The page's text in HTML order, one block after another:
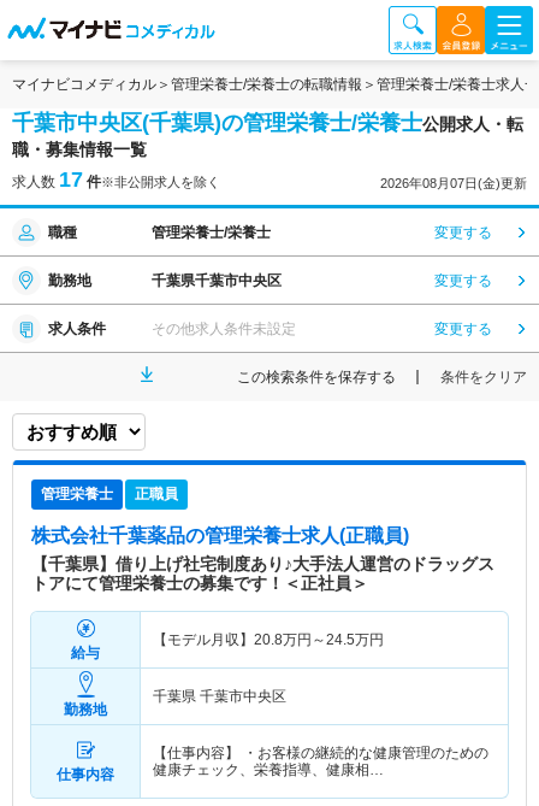
マイナビコメディカル 管理栄養士/栄養士の転職情報 管理栄養士/栄養士求人
千葉市中央区(千葉県)の管理栄養士/栄養士公開求人・転
職・募集情報一覧
求人数 17 件※非公開求人を除く 2026年08月07日(金)更新
職種 管理栄養士/栄養士 変更する
勤務地 千葉県千葉市中央区 変更する
求人条件 その他求人条件未設定 変更する
この検索条件を保存する 条件をクリア
管理栄養士 正職員
株式会社千葉薬品の管理栄養士求人(正職員)
【千葉県】借り上げ社宅制度あり♪大手法人運営のドラッグス
トアにて管理栄養士の募集です！＜正社員＞
給与
【モデル月収】 20.8万円～24.5万円
勤務地
千葉県 千葉市中央区
仕事内容
【仕事内容】 ・お客様の継続的な健康管理のための
健康チェック、栄養指導、健康相…